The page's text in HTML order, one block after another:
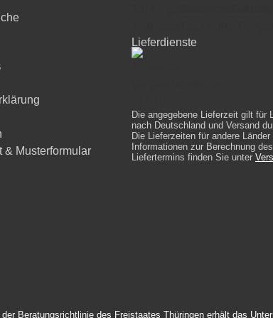
& Musterformular
Lieferdienste
Die angegebene Lieferzeit gilt für
nach Deutschland und Versand
Die Lieferzeiten für andere Länder
Informationen zur Berechnung des
Liefertermins finden Sie unter
Beratungsrichtlinie des Freistaates Thüringen erhält das